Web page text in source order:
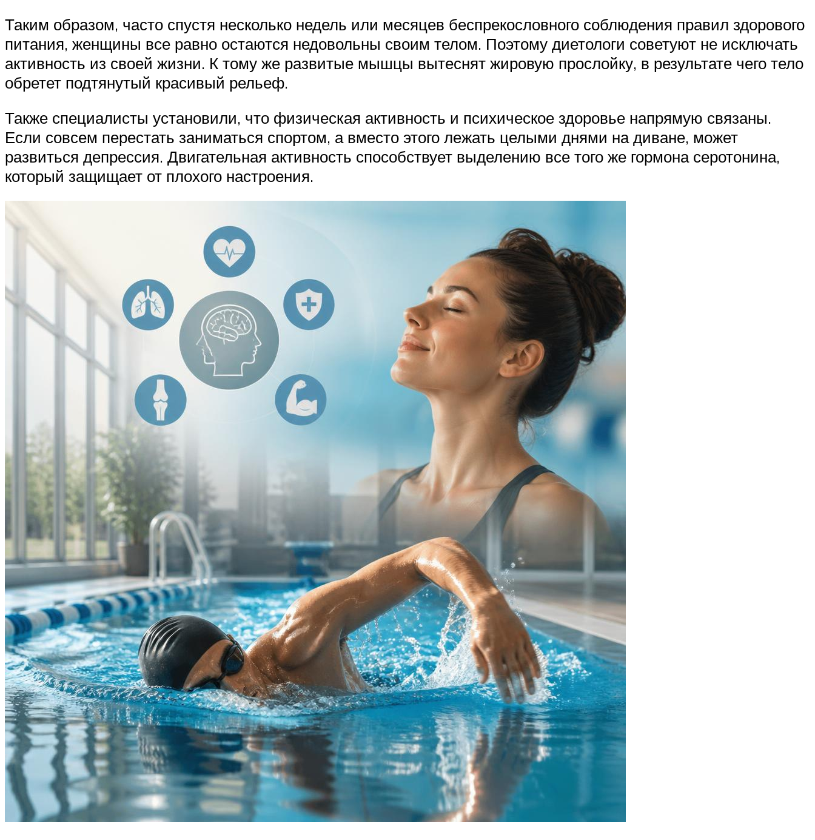
Таким образом, часто спустя несколько недель или месяцев беспрекословного соблюдения правил здорового
питания, женщины все равно остаются недовольны своим телом. Поэтому диетологи советуют не исключать
активность из своей жизни. К тому же развитые мышцы вытеснят жировую прослойку, в результате чего тело
обретет подтянутый красивый рельеф.
Также специалисты установили, что физическая активность и психическое здоровье напрямую связаны.
Если совсем перестать заниматься спортом, а вместо этого лежать целыми днями на диване, может
развиться депрессия. Двигательная активность способствует выделению все того же гормона серотонина,
который защищает от плохого настроения.